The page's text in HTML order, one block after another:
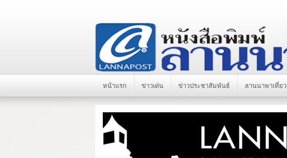
หน้าแรก ข่าวเด่น ข่าวประชาสัมพันธ์ ลานนาพาเที่ยว